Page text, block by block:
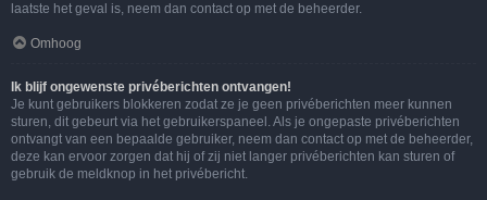
laatste het geval is, neem dan contact op met de beheerder.
Omhoog
Ik blijf ongewenste privéberichten ontvangen!
Je kunt gebruikers blokkeren zodat ze je geen privéberichten meer kunnen
sturen, dit gebeurt via het gebruikerspaneel. Als je ongepaste privéberichten
ontvangt van een bepaalde gebruiker, neem dan contact op met de beheerder,
deze kan ervoor zorgen dat hij of zij niet langer privéberichten kan sturen of
gebruik de meldknop in het privébericht.